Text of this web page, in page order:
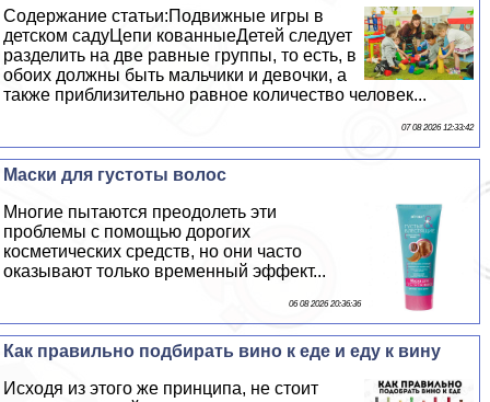
Содержание статьи:Подвижные игры в
детском садуЦепи кованныеДетей следует
разделить на две равные группы, то есть, в
обоих должны быть мальчики и дeвoчки, а
также приблизительно равное количество человек...
07 08 2026 12:33:42
Маски для густоты волос
Многие пытаются преодолеть эти
проблемы с помощью дорогих
косметических средств, но они часто
оказывают только временный эффект...
06 08 2026 20:36:36
Как правильно подбирать вино к еде и еду к вину
Исходя из этого же принципа, не стоит